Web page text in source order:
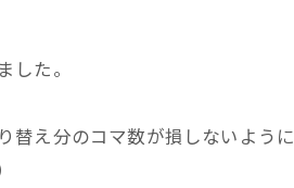
た。
替え分のコマ数が損しないように